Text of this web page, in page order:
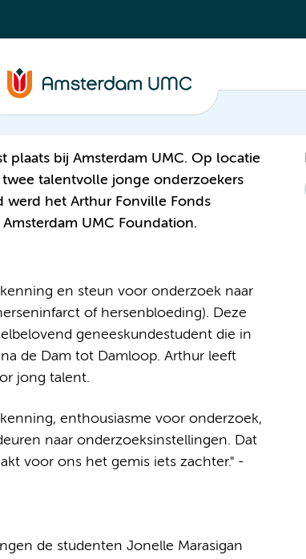
plaats bij Amsterdam UMC. Op locatie
talentvolle jonge onderzoekers
werd het Arthur Fonville Fonds
UMC Foundation.
en steun voor onderzoek naar
of hersenbloeding). Deze
geneeskundestudent die in
de Dam tot Damloop. Arthur leeft
jong talent.
enthousiasme voor onderzoek,
naar onderzoeksinstellingen. Dat
voor ons het gemis iets zachter." -
de studenten Jonelle Marasigan